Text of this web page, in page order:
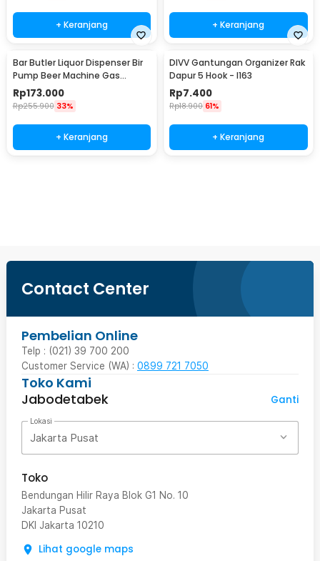
+ Keranjang + Keranjang
Bar Butler Liquor Dispenser Bir
Pump Beer Machine Gas
Station 900ml - P-36
Rp173.000
Rp255.900 33%
+ Keranjang
DIVV Gantungan Organizer Rak
Dapur 5 Hook - I163
Rp7.400
Rp18.900 61%
+ Keranjang
Contact Center
Pembelian Online
Telp : (021) 39 700 200
Customer Service (WA) : 0899 721 7050
Toko Kami
Jabodetabek
Ganti
Lokasi
Jakarta Pusat
Toko
Bendungan Hilir Raya Blok G1 No. 10
Jakarta Pusat
DKI Jakarta 10210
Lihat google maps